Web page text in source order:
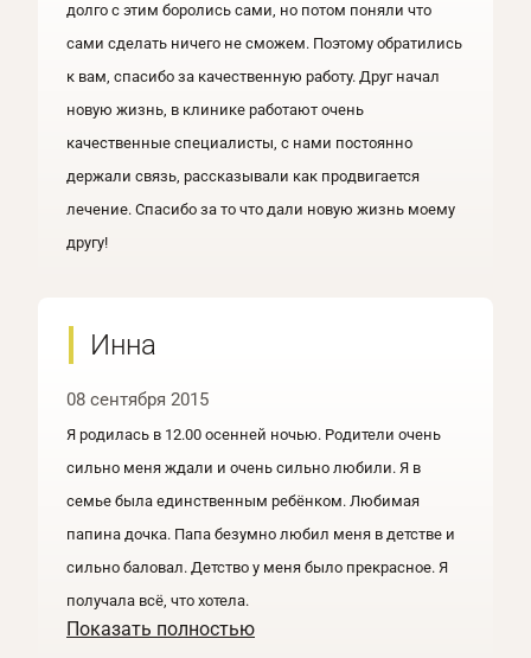
долго с этим боролись сами, но потом поняли что
сами сделать ничего не сможем. Поэтому обратились
к вам, спасибо за качественную работу. Друг начал
новую жизнь, в клинике работают очень
качественные специалисты, с нами постоянно
держали связь, рассказывали как продвигается
лечение. Спасибо за то что дали новую жизнь моему
другу!
Инна
08 сентября 2015
Я родилась в 12.00 осенней ночью. Родители очень
сильно меня ждали и очень сильно любили. Я в
семье была единственным ребёнком. Любимая
папина дочка. Папа безумно любил меня в детстве и
сильно баловал. Детство у меня было прекрасное. Я
получала всё, что хотела.
Показать полностью